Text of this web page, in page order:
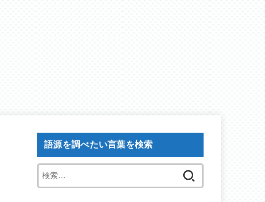
語源を調べたい言葉を検索
索: